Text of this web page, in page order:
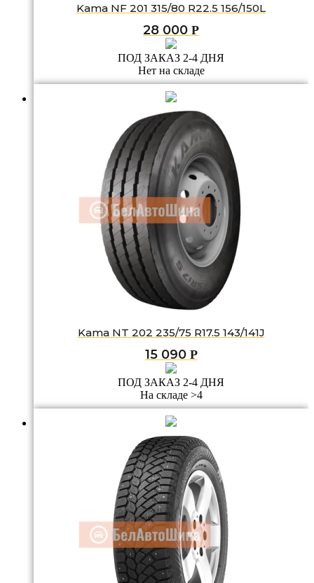
Kama NF 201 315/80 R22.5 156/150L
28 000 Р
ПОД ЗАКАЗ 2-4 ДНЯ
Нет на складе
Kama NT 202 235/75 R17.5 143/141J
15 090 Р
ПОД ЗАКАЗ 2-4 ДНЯ
На складе >4